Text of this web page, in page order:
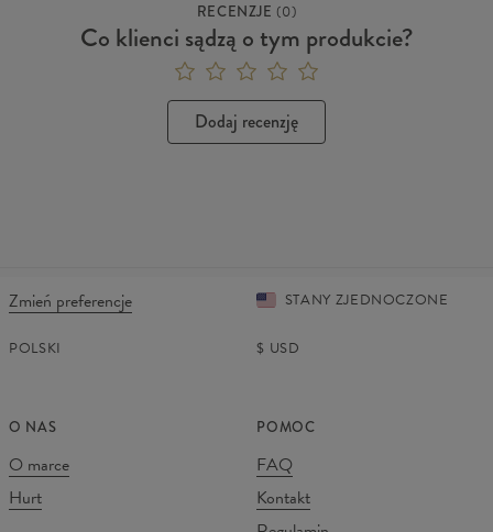
RECENZJE (0)
Co klienci sądzą o tym produkcie?
Dodaj recenzję
Zmień preferencje STANY ZJEDNOCZONE
POLSKI $ USD
O NAS
O marce
Hurt
POMOC
FAQ
Kontakt